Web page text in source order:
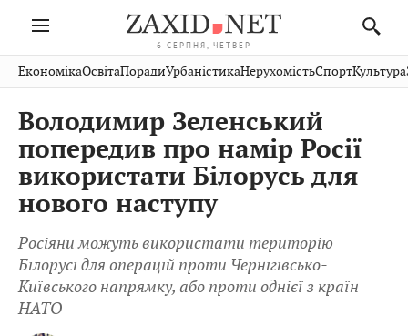
6 СЕРПНЯ, ЧЕТВЕР
Івано-
Франківськ
Волинь
Закарпаття
Рівне
Шептицький
Стрий
Хмельницький
Публікації
Авто СловкоКультура
Кіно Дім СпортКраєзнавство
ФотоОсвітаНерухомість
Домашні
тварини
ЕкономікаОсвітаПорадиУрбаністикаНерухомістьСпортКультура
Володимир Зеленський
попередив про намір Росії
використати Білорусь для
нового наступу
Росіяни можуть використати територію
Білорусі для операцій проти Чернігівсько-
Київського напрямку, або проти однієї з країн
НАТО